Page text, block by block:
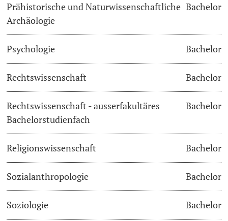
Prähistorische und Naturwissenschaftliche
Archäologie
Bachelor
Psychologie Bachelor
Rechtswissenschaft Bachelor
Rechtswissenschaft - ausserfakultäres
Bachelorstudienfach
Bachelor
Religionswissenschaft Bachelor
Sozialanthropologie Bachelor
Soziologie Bachelor